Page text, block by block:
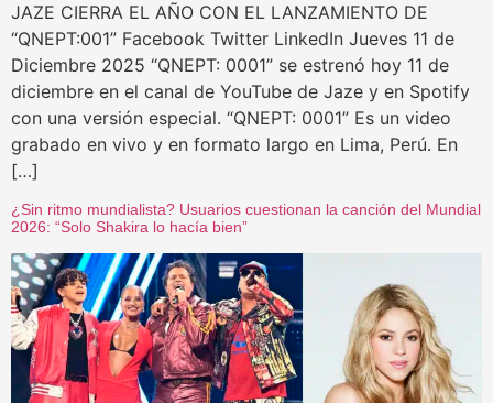
JAZE CIERRA EL AÑO CON EL LANZAMIENTO DE
“QNEPT:001” Facebook Twitter LinkedIn Jueves 11 de
Diciembre 2025 “QNEPT: 0001” se estrenó hoy 11 de
diciembre en el canal de YouTube de Jaze y en Spotify
con una versión especial. “QNEPT: 0001” Es un video
grabado en vivo y en formato largo en Lima, Perú. En
[…]
¿Sin ritmo mundialista? Usuarios cuestionan la canción del Mundial
2026: “Solo Shakira lo hacía bien”